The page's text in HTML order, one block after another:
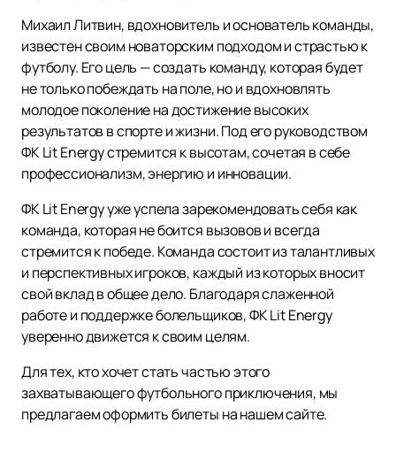
Михаил Литвин, вдохновитель и основатель команды,
известен своим новаторским подходом и страстью к
футболу. Его цель — создать команду, которая будет
не только побеждать на поле, но и вдохновлять
молодое поколение на достижение высоких
результатов в спорте и жизни. Под его руководством
ФК Lit Energy стремится к высотам, сочетая в себе
профессионализм, энергию и инновации.
ФК Lit Energy уже успела зарекомендовать себя как
команда, которая не боится вызовов и всегда
стремится к победе. Команда состоит из талантливых
и перспективных игроков, каждый из которых вносит
свой вклад в общее дело. Благодаря слаженной
работе и поддержке болельщиков, ФК Lit Energy
уверенно движется к своим целям.
Для тех, кто хочет стать частью этого
захватывающего футбольного приключения, мы
предлагаем оформить билеты на нашем сайте.